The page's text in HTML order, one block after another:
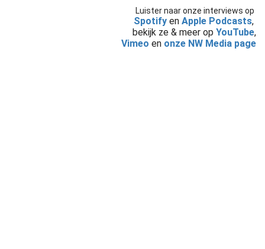
Luister naar onze interviews op
Spotify en Apple Podcasts,
bekijk ze & meer op YouTube,
Vimeo en onze NW Media page